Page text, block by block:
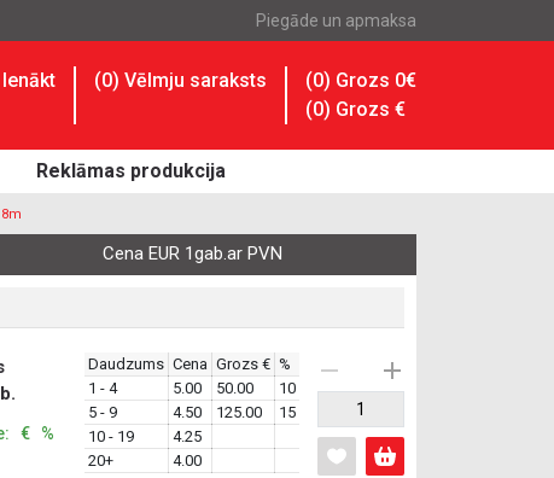
Piegāde un apmaksa
Ienākt (0) Vēlmju saraksts
(0) Grozs 0€
(0) Grozs €
Reklāmas produkcija
Cena EUR 1gab.ar PVN
€ %
Daudzums Cena Grozs € %
1 - 4
5.00 50.00
10
5 - 9
4.50 125.00
15
10 - 19
4.25
20+
4.00